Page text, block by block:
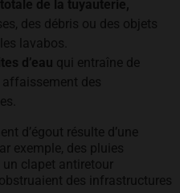
de la tuyauterie,
des débris ou des objets
lavabos.
d’eau qui entraîne de
affaissement des
d’égout résulte d’une
exemple, des pluies
clapet antiretour
des infrastructures